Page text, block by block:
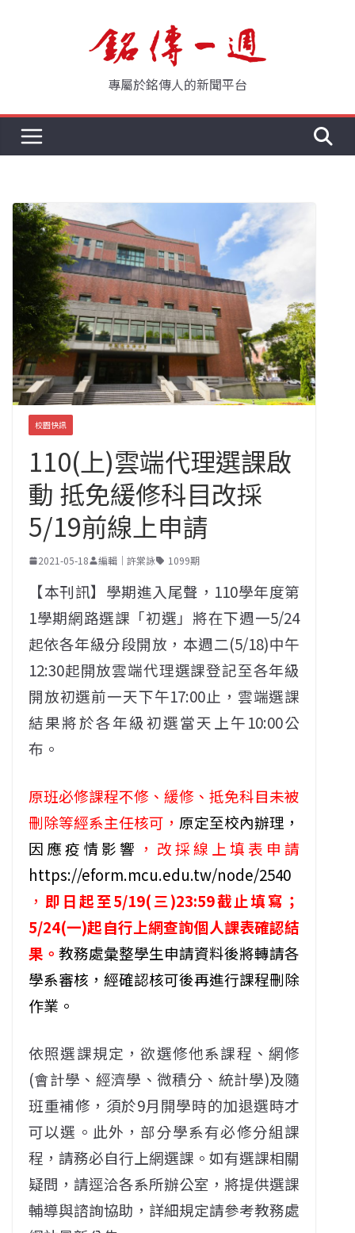
專屬於銘傳人的新聞平台
校園快訊
110(上)雲端代理選課啟
動 抵免緩修科目改採
5/19前線上申請
2021-05-18 編輯｜許棠詠 1099期
【本刊訊】學期進入尾聲，110學年度第
1學期網路選課「初選」將在下週一5/24
起依各年級分段開放，本週二(5/18)中午
12:30起開放雲端代理選課登記至各年級
開放初選前一天下午17:00止，雲端選課
結果將於各年級初選當天上午10:00公
布。
原班必修課程不修、緩修、抵免科目未被
刪除等經系主任核可， 原定至校內辦理，
因應疫情影響 ，改採線上填表申請
https://eform.mcu.edu.tw/node/2540
， 即日起至5/19(三)23:59截止填寫；
5/24(一)起自行上網查詢個人課表確認結
果。教務處彙整學生申請資料後將轉請各
學系審核，經確認核可後再進行課程刪除
作業。
依照選課規定，欲選修他系課程、網修
(會計學、經濟學、微積分、統計學)及隨
班重補修，須於9月開學時的加退選時才
可以選。此外，部分學系有必修分組課
程，請務必自行上網選課。如有選課相關
疑問，請逕洽各系所辦公室，將提供選課
輔導與諮詢協助，詳細規定請參考教務處